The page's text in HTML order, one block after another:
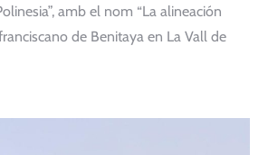
amb el nom “La alineación
de Benitaya en La Vall de